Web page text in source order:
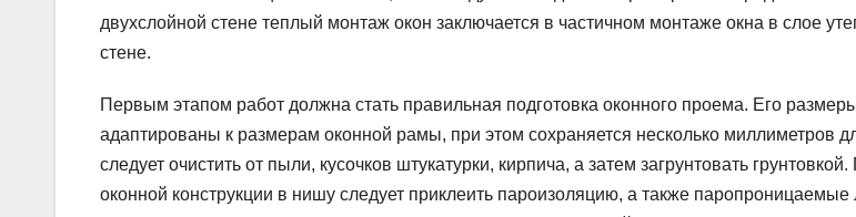
двухслойной стене теплый монтаж окон заключается в частичном монтаже окна в слое
стене.
Первым этапом работ должна стать правильная подготовка оконного проема. Его
адаптированы к размерам оконной рамы, при этом сохраняется несколько миллиметров
следует очистить от пыли, кусочков штукатурки, кирпича, а затем загрунтовать
оконной конструкции в нишу следует приклеить пароизоляцию, а также паропроницаемые